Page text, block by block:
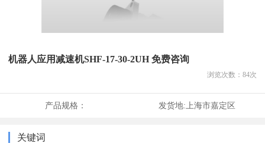
机器人应用减速机SHF-17-30-2UH 免费咨询
浏览次数： 84次
产品规格： 发货地: 上海市嘉定区
关键词